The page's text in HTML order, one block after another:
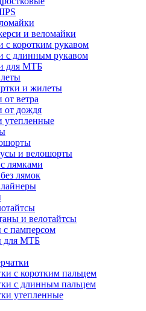
и веломайки
с коротким рукавом
с длинным рукавом
для МТБ
и жилеты
от ветра
от дождя
утепленные
и велошорты
лямками
лямок
и велотайтсы
памперсом
для МТБ
с коротким пальцем
с длинным пальцем
утепленные